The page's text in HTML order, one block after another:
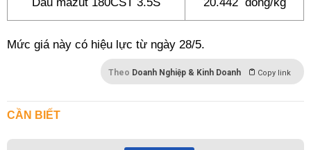
Mức giá này có hiệu lực từ ngày 28/5.
Theo Doanh Nghiệp & Kinh Doanh Copy link
CẦN BIẾT